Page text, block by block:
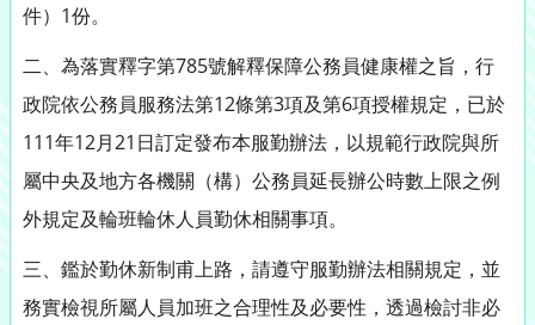
件）1份。
二、為落實釋字第785號解釋保障公務員健康權之旨，行
政院依公務員服務法第12條第3項及第6項授權規定，已於
111年12月21日訂定發布本服勤辦法，以規範行政院與所
屬中央及地方各機關（構）公務員延長辦公時數上限之例
外規定及輪班輪休人員勤休相關事項。
三、鑑於勤休新制甫上路，請遵守服勤辦法相關規定，並
務實檢視所屬人員加班之合理性及必要性，透過檢討非必